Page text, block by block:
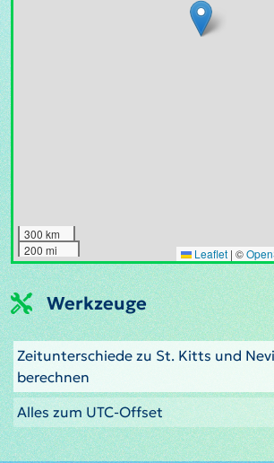
300 km
200 mi
Leaflet | ©
Werkzeuge
Zeitunterschiede zu St. Kitts und
berechnen
Alles zum UTC-Offset